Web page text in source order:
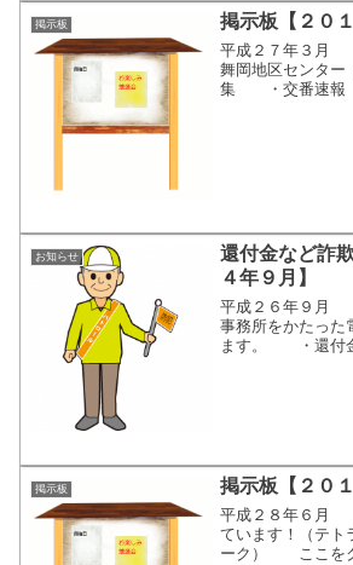
掲示板 掲示板【２０
平成２７年３月
舞岡地区センター
集 ・交番速報
お知らせ
還付金など詐
４年９月】
平成２６年９月
事務所をかたった
ます。 ・還付金
掲示板 掲示板【２０
平成２８年６月
ています！（テト
ーク） ここをク